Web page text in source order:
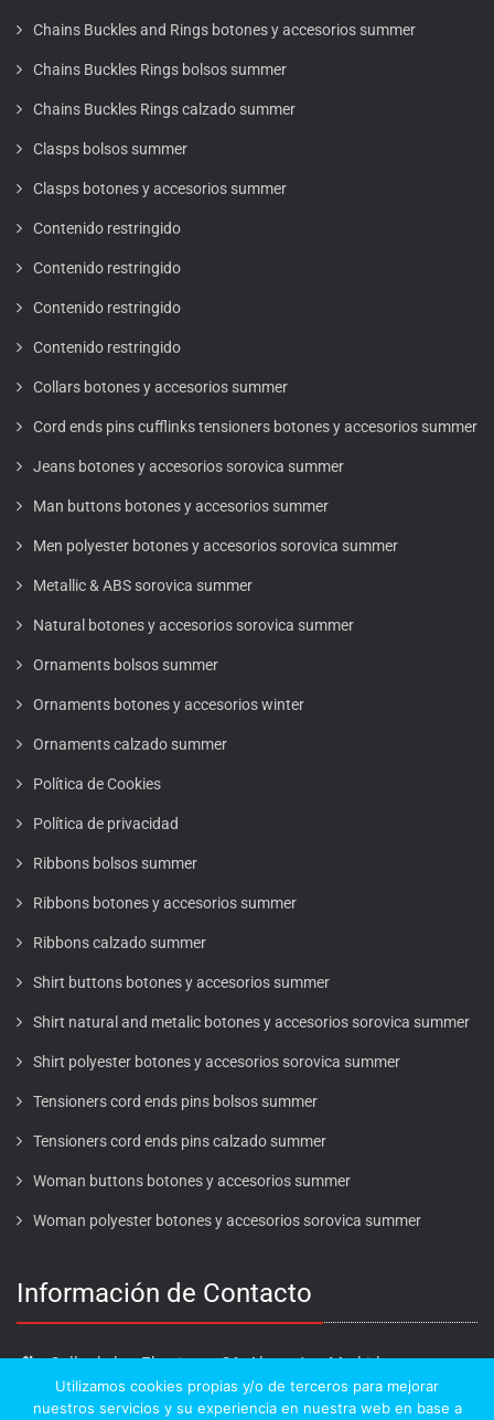
Chains Buckles and Rings botones y accesorios summer
Chains Buckles Rings bolsos summer
Chains Buckles Rings calzado summer
Clasps bolsos summer
Clasps botones y accesorios summer
Contenido restringido
Contenido restringido
Contenido restringido
Contenido restringido
Collars botones y accesorios summer
Cord ends pins cufflinks tensioners botones y accesorios summer
Jeans botones y accesorios sorovica summer
Man buttons botones y accesorios summer
Men polyester botones y accesorios sorovica summer
Metallic & ABS sorovica summer
Natural botones y accesorios sorovica summer
Ornaments bolsos summer
Ornaments botones y accesorios winter
Ornaments calzado summer
Política de Cookies
Política de privacidad
Ribbons bolsos summer
Ribbons botones y accesorios summer
Ribbons calzado summer
Shirt buttons botones y accesorios summer
Shirt natural and metalic botones y accesorios sorovica summer
Shirt polyester botones y accesorios sorovica summer
Tensioners cord ends pins bolsos summer
Tensioners cord ends pins calzado summer
Woman buttons botones y accesorios summer
Woman polyester botones y accesorios sorovica summer
Información de Contacto
Calle de los Ebanistas, 26. Alcorcón - Madrid
916 411 412
Utilizamos cookies propias y/o de terceros para mejorar
nuestros servicios y su experiencia en nuestra web en base a